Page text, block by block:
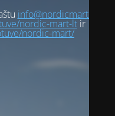
info@nordicmart.com
nordic-mart-ltir
nordic-mart/